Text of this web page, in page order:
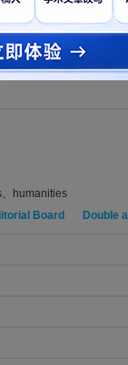
评估。LetPub的专业
件，已助力全球15万+作
humanities
Board Double